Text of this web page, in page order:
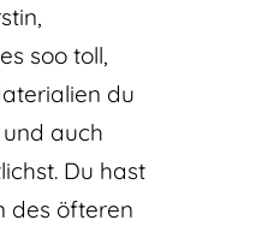
soo toll,
du
auch
Du hast
des öfteren